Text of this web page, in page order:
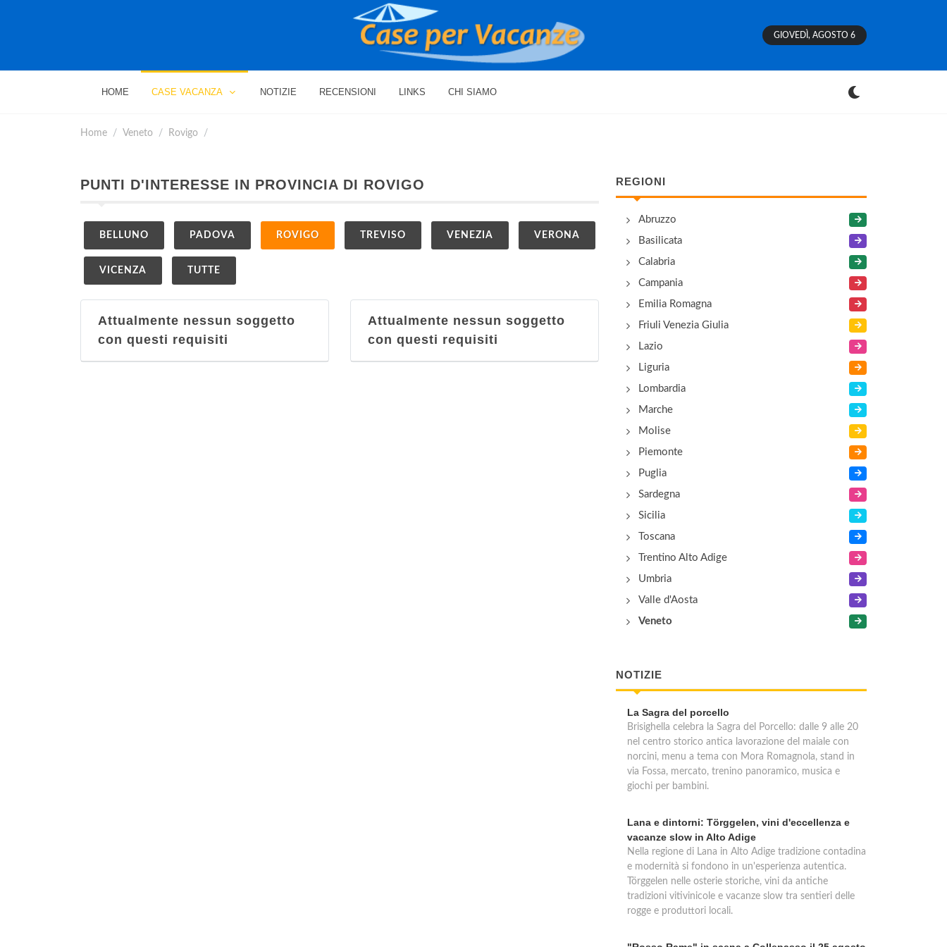
GIOVEDÌ, AGOSTO 6
HOME CASE VACANZA NOTIZIE RECENSIONI LINKS CHI SIAMO
Home Veneto Rovigo
PUNTI D'INTERESSE IN PROVINCIA DI ROVIGO
BELLUNO PADOVA ROVIGO TREVISO VENEZIA VERONA
VICENZA TUTTE
Attualmente nessun soggetto
con questi requisiti
Attualmente nessun soggetto
con questi requisiti
REGIONI
Abruzzo
Basilicata
Calabria
Campania
Emilia Romagna
Friuli Venezia Giulia
Lazio
Liguria
Lombardia
Marche
Molise
Piemonte
Puglia
Sardegna
Sicilia
Toscana
Trentino Alto Adige
Umbria
Valle d'Aosta
Veneto
NOTIZIE
La Sagra del porcello
Brisighella celebra la Sagra del Porcello: dalle 9 alle 20
nel centro storico antica lavorazione del maiale con
norcini, menu a tema con Mora Romagnola, stand in
via Fossa, mercato, trenino panoramico, musica e
giochi per bambini.
Lana e dintorni: Törggelen, vini d'eccellenza e
vacanze slow in Alto Adige
Nella regione di Lana in Alto Adige tradizione contadina
e modernità si fondono in un'esperienza autentica.
Törggelen nelle osterie storiche, vini da antiche
tradizioni vitivinicole e vacanze slow tra sentieri delle
rogge e produttori locali.